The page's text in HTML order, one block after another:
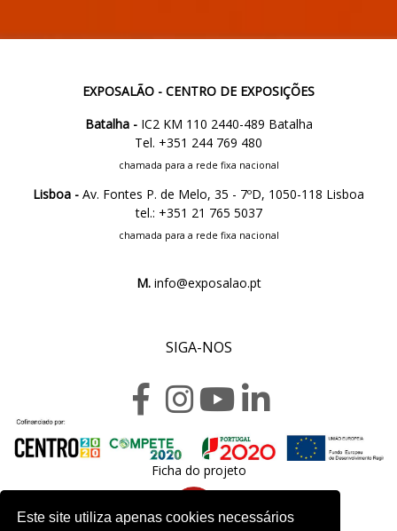
Este site utiliza apenas cookies necessários
EXPOSALÃO - CENTRO DE EXPOSIÇÕES
Batalha -IC2 KM 110 2440-489 Batalha
Tel. +351 244 769 480
chamada para a rede fixa nacional
Lisboa - Av. Fontes P. de Melo, 35 - 7ºD, 1050-118 Lisboa
tel.: +351 21 765 5037
chamada para a rede fixa nacional
M.info@exposalao.pt
SIGA-NOS
Ficha do projeto